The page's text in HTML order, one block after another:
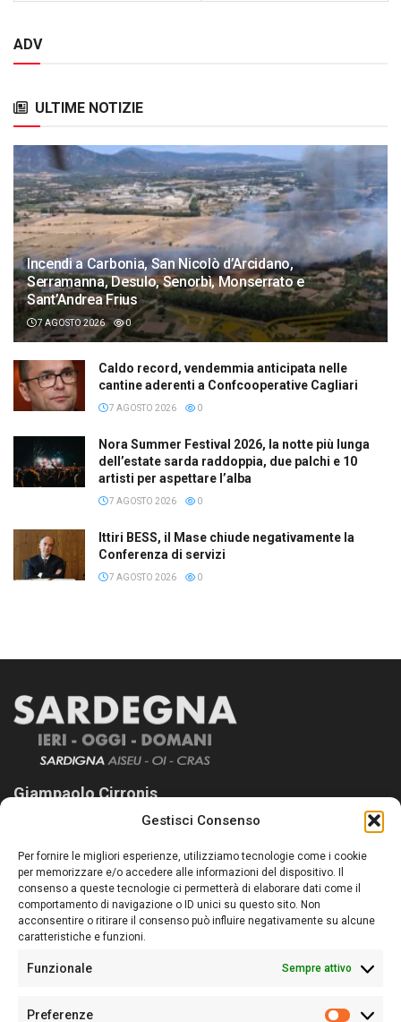
Gestisci Consenso
Per fornire le migliori esperienze, utilizziamo tecnologie come i cookie
per memorizzare e/o accedere alle informazioni del dispositivo. Il
consenso a queste tecnologie ci permetterà di elaborare dati come il
comportamento di navigazione o ID unici su questo sito. Non
acconsentire o ritirare il consenso può influire negativamente su alcune
caratteristiche e funzioni.
Funzionale Sempre attivo
Preferenze
ADV
ULTIME NOTIZIE
Incendi a Carbonia, San Nicolò d’Arcidano,
Serramanna, Desulo, Senorbì, Monserrato e
Sant’Andrea Frius
7 AGOSTO 2026 0
Caldo record, vendemmia anticipata nelle
cantine aderenti a Confcooperative Cagliari
7 AGOSTO 2026 0
Nora Summer Festival 2026, la notte più lunga
dell’estate sarda raddoppia, due palchi e 10
artisti per aspettare l’alba
7 AGOSTO 2026 0
Ittiri BESS, il Mase chiude negativamente la
Conferenza di servizi
7 AGOSTO 2026 0
Giampaolo Cirronis
Sardegna Ieri-Oggi-Domani nasce per informare “liberamente” i
lettori su quanto accade in Sardegna, con un occhio rivolto al
nostro passato e, soprattutto, al nostro futuro
Follow Us
Sede:Via Cristoforo Colombo 09013 Carbonia